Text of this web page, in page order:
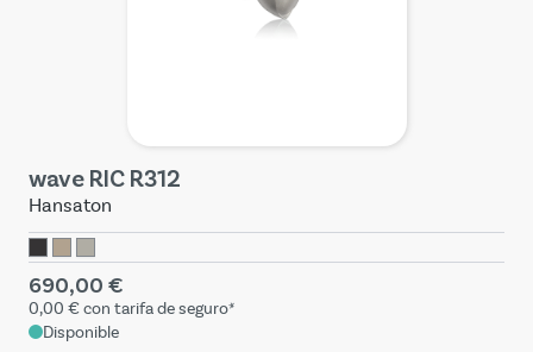
wave RIC R312
Hansaton
690,00 €
0,00 €con tarifa de seguro*
Disponible